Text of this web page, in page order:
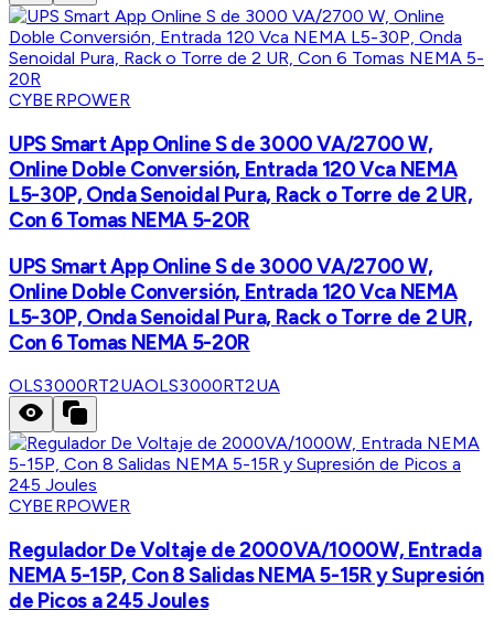
CYBERPOWER
UPS Smart App Online S de 3000 VA/2700 W,
Online Doble Conversión, Entrada 120 Vca NEMA
L5-30P, Onda Senoidal Pura, Rack o Torre de 2 UR,
Con 6 Tomas NEMA 5-20R
UPS Smart App Online S de 3000 VA/2700 W,
Online Doble Conversión, Entrada 120 Vca NEMA
L5-30P, Onda Senoidal Pura, Rack o Torre de 2 UR,
Con 6 Tomas NEMA 5-20R
OLS3000RT2UAOLS3000RT2UA
CYBERPOWER
Regulador De Voltaje de 2000VA/1000W, Entrada
NEMA 5-15P, Con 8 Salidas NEMA 5-15R y Supresión
de Picos a 245 Joules